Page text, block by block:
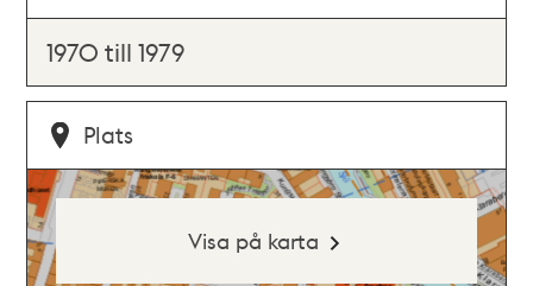
1970 till 1979
Plats
Visa på karta